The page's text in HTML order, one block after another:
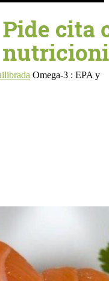
Omega-3 : EPA y